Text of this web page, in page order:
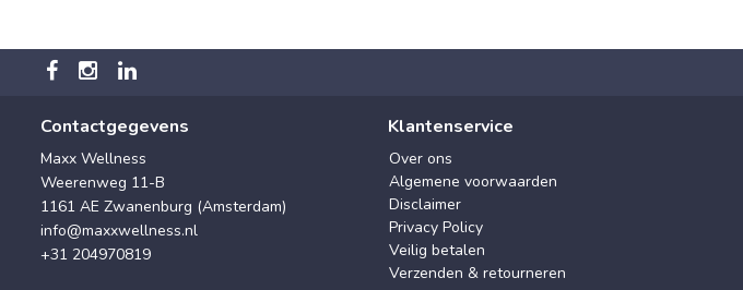
Contactgegevens
Maxx Wellness
Weerenweg 11-B
1161 AE Zwanenburg (Amsterdam)
info@maxxwellness.nl
+31 204970819
Klantenservice
Over ons
Algemene voorwaarden
Disclaimer
Privacy Policy
Veilig betalen
Verzenden & retourneren